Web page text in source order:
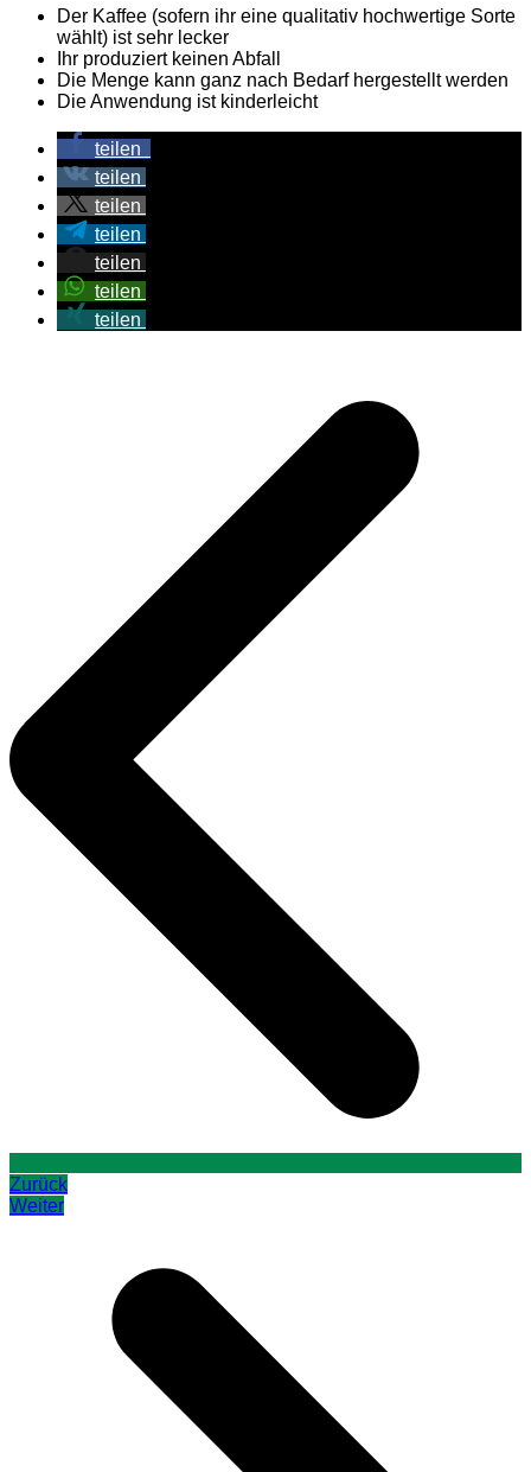
Der Kaffee (sofern ihr eine qualitativ hochwertige Sorte
wählt) ist sehr lecker
Ihr produziert keinen Abfall
Die Menge kann ganz nach Bedarf hergestellt werden
Die Anwendung ist kinderleicht
teilen
teilen
teilen
teilen
teilen
teilen
teilen
Zurück
Weiter